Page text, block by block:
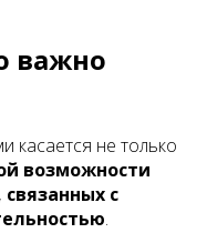
важно
касается не только
возможности
с
.